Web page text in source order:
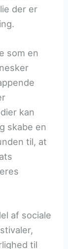
der er
som en
kan
skabe en
til, at
af sociale
til